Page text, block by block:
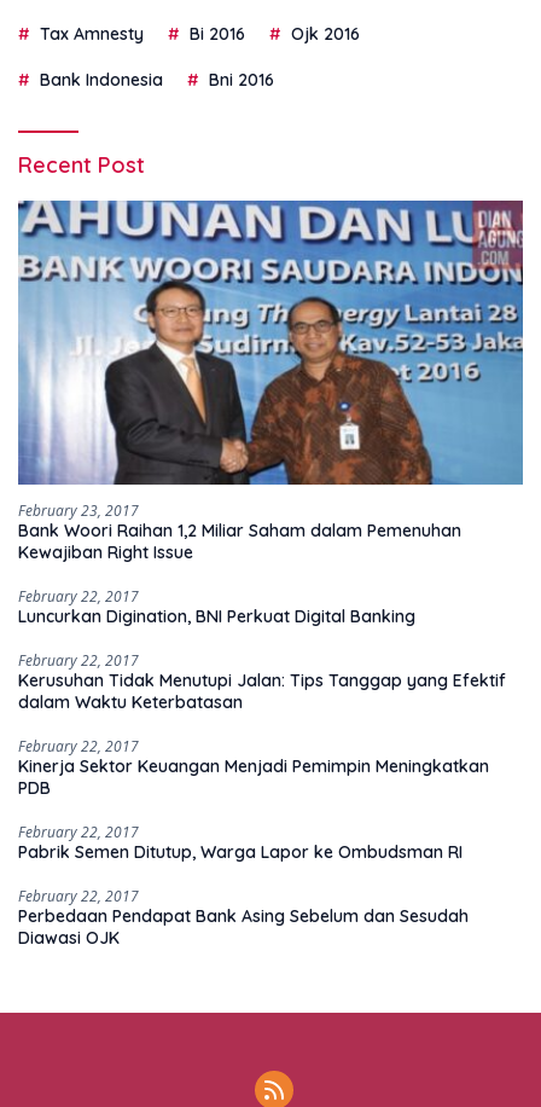
Tax Amnesty Bi 2016 Ojk 2016
Bank Indonesia Bni 2016
Recent Post
February 23, 2017
Bank Woori Raihan 1,2 Miliar Saham dalam Pemenuhan
Kewajiban Right Issue
February 22, 2017
Luncurkan Digination, BNI Perkuat Digital Banking
February 22, 2017
Kerusuhan Tidak Menutupi Jalan: Tips Tanggap yang Efektif
dalam Waktu Keterbatasan
February 22, 2017
Kinerja Sektor Keuangan Menjadi Pemimpin Meningkatkan
PDB
February 22, 2017
Pabrik Semen Ditutup, Warga Lapor ke Ombudsman RI
February 22, 2017
Perbedaan Pendapat Bank Asing Sebelum dan Sesudah
Diawasi OJK